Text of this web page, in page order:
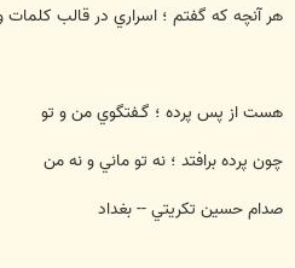
هر آنچه كه گفتم ؛ اسراري در قالب كلمات
هست از پس پرده ؛ گـفتگوي من و تو
چون پرده برافتد ؛ نه تو ماني و نه من
صدام حسين تكريتي -- بغداد